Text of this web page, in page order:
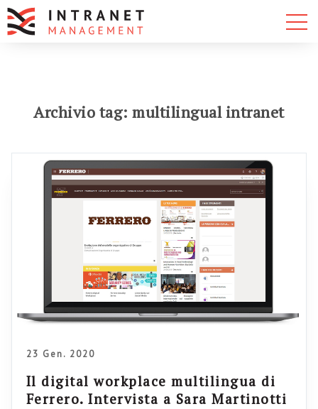
Archivio tag: multilingual intranet
23 Gen. 2020
Il digital workplace multilingua di
Ferrero. Intervista a Sara Martinotti